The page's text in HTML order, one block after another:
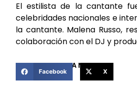
El estilista de la cantante
celebridades nacionales e
la cantante. Malena Russo,
colaboración con el DJ y
COMPARTIR ESTA NOTICIA
Facebook X